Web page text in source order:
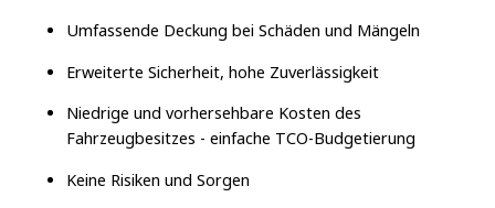
Umfassende Deckung bei Schäden und Mängeln
Erweiterte Sicherheit, hohe Zuverlässigkeit
Niedrige und vorhersehbare Kosten des
Fahrzeugbesitzes - einfache TCO-Budgetierung
Keine Risiken und Sorgen